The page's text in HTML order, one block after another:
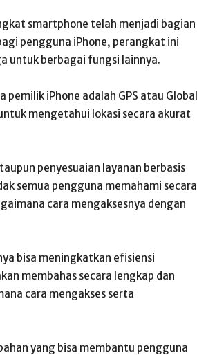
smartphone telah menjadi bagian
pengguna iPhone, perangkat ini
untuk berbagai fungsi lainnya.
iPhone adalah GPS atau Global
mengetahui lokasi secara akurat
penyesuaian layanan berbasis
semua pengguna memahami secara
cara mengaksesnya dengan
bisa meningkatkan efisiensi
membahas secara lengkap dan
cara mengakses serta
yang bisa membantu pengguna